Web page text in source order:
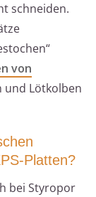
schneiden.
von
und Lötkolben
Platten?
bei Styropor